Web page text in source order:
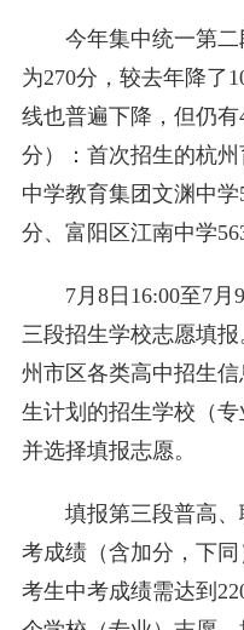
今年集中统一第
为270分，较去年降了
线也普遍下降，但仍
分）：首次招生的杭
中学教育集团文渊中
分、富阳区江南中学
7月8日16:00至7
三段招生学校志愿填
州市区各类高中招生
生计划的招生学校（专
并选择填报志愿。
填报第三段普高
考成绩（含加分，下
考生中考成绩需达到